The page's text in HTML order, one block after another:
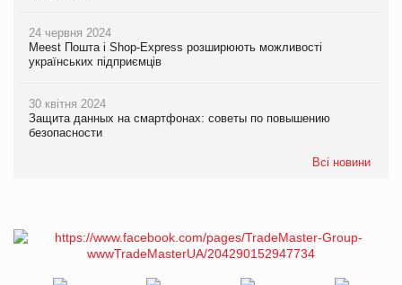
24 червня 2024
Meest Пошта і Shop-Express розширюють можливості
українських підприємців
30 квітня 2024
Защита данных на смартфонах: советы по повышению
безопасности
Всі новини